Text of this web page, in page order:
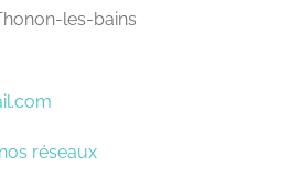
les-bains
réseaux